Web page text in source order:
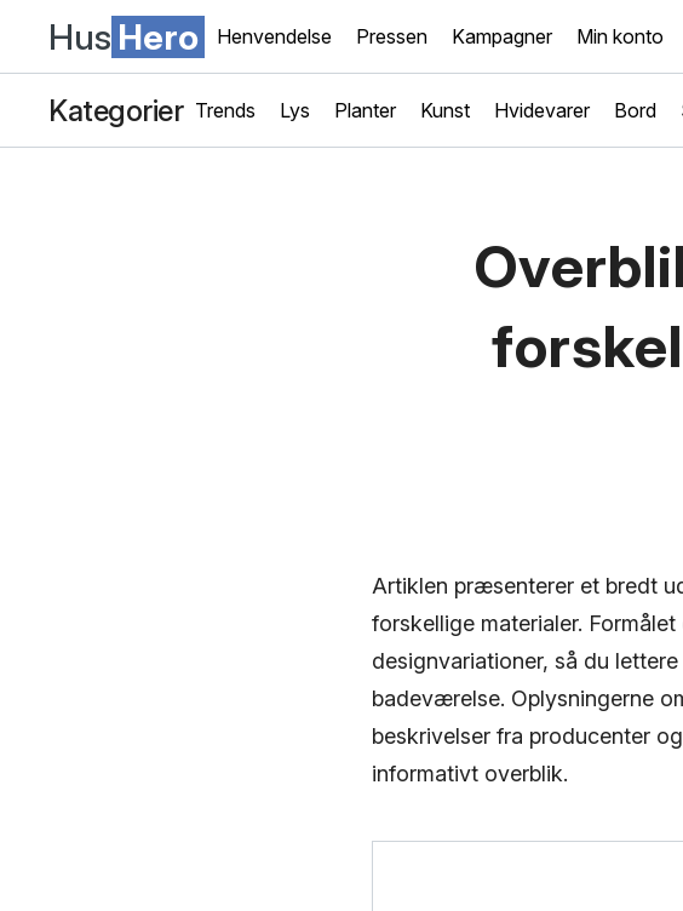
Hus Hero Henvendelse Pressen Kampagner Min konto
Kategorier Trends Lys Planter Kunst Hvidevarer Bord
Artiklen præsenterer et bredt
forskellige materialer.
designvariationer, så du
badeværelse. Oplysningerne
beskrivelser fra producenter
informativt overblik.